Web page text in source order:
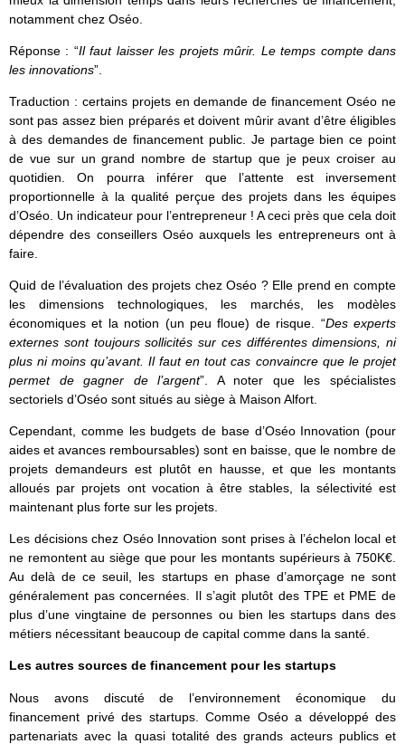
notamment chez Oséo.
Réponse : “Il faut laisser les projets mûrir. Le temps compte dans
les innovations”.
Traduction : certains projets en demande de financement Oséo ne
sont pas assez bien préparés et doivent mûrir avant d’être éligibles
à des demandes de financement public. Je partage bien ce point
de vue sur un grand nombre de startup que je peux croiser au
quotidien. On pourra inférer que l’attente est inversement
proportionnelle à la qualité perçue des projets dans les équipes
d’Oséo. Un indicateur pour l’entrepreneur ! A ceci près que cela doit
dépendre des conseillers Oséo auxquels les entrepreneurs ont à
faire.
Quid de l’évaluation des projets chez Oséo ? Elle prend en compte
les dimensions technologiques, les marchés, les modèles
économiques et la notion (un peu floue) de risque. “Des experts
externes sont toujours sollicités sur ces différentes dimensions, ni
plus ni moins qu’avant. Il faut en tout cas convaincre que le projet
permet de gagner de l’argent”. A noter que les spécialistes
sectoriels d’Oséo sont situés au siège à Maison Alfort.
Cependant, comme les budgets de base d’Oséo Innovation (pour
aides et avances remboursables) sont en baisse, que le nombre de
projets demandeurs est plutôt en hausse, et que les montants
alloués par projets ont vocation à être stables, la sélectivité est
maintenant plus forte sur les projets.
Les décisions chez Oséo Innovation sont prises à l’échelon local et
ne remontent au siège que pour les montants supérieurs à 750K€.
Au delà de ce seuil, les startups en phase d’amorçage ne sont
généralement pas concernées. Il s’agit plutôt des TPE et PME de
plus d’une vingtaine de personnes ou bien les startups dans des
métiers nécessitant beaucoup de capital comme dans la santé.
Les autres sources de financement pour les startups
Nous avons discuté de l’environnement économique du
financement privé des startups. Comme Oséo a développé des
partenariats avec la quasi totalité des grands acteurs publics et